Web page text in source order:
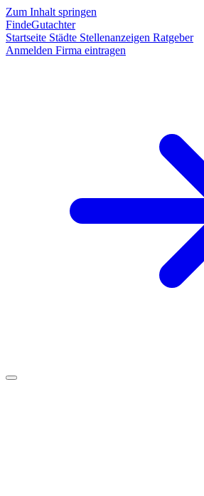
Zum Inhalt springen
FindeGutachter
Startseite Städte Stellenanzeigen Ratgeber
Anmelden Firma eintragen